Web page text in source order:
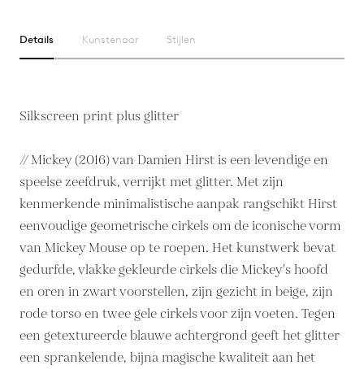
Details Kunstenaar Stijlen
Silkscreen print plus glitter
// Mickey (2016) van Damien Hirst is een levendige en
speelse zeefdruk, verrijkt met glitter. Met zijn
kenmerkende minimalistische aanpak rangschikt Hirst
eenvoudige geometrische cirkels om de iconische vorm
van Mickey Mouse op te roepen. Het kunstwerk bevat
gedurfde, vlakke gekleurde cirkels die Mickey's hoofd
en oren in zwart voorstellen, zijn gezicht in beige, zijn
rode torso en twee gele cirkels voor zijn voeten. Tegen
een getextureerde blauwe achtergrond geeft het glitter
een sprankelende, bijna magische kwaliteit aan het